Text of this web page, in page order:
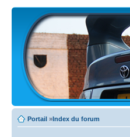
Portail »Index du forum